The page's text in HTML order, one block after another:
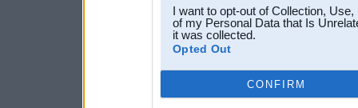
I want to opt-out of Collection,
of my Personal Data that Is
it was collected.
Opted Out
CONFIRM